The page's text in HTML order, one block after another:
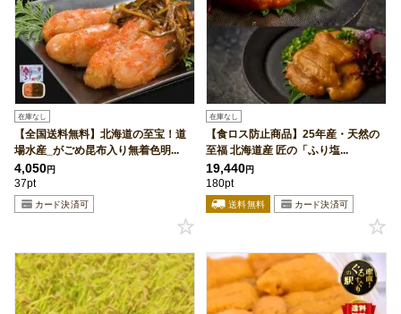
在庫なし
【全国送料無料】北海道の至宝！道
場水産_がごめ昆布入り無着色明...
4,050円
37pt
在庫なし
【食ロス防止商品】25年産・天然の
至福 北海道産 匠の「ふり塩...
19,440円
180pt